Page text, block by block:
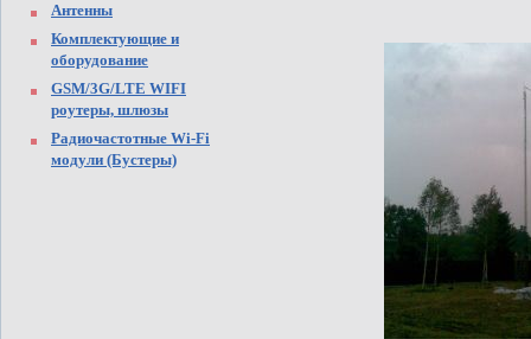
Антенны
Комплектующие и
оборудование
GSM/3G/LTE WIFI
роутеры, шлюзы
Радиочастотные Wi-Fi
модули (Бустеры)